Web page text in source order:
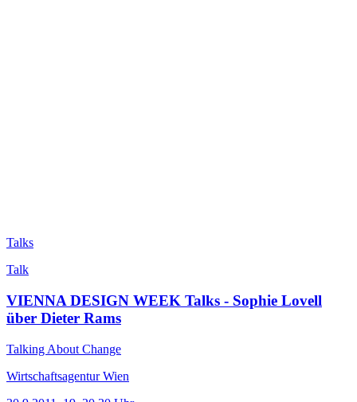
Talks
Talk
VIENNA DESIGN WEEK Talks - Sophie Lovell
über Dieter Rams
Talking About Change
Wirtschaftsagentur Wien